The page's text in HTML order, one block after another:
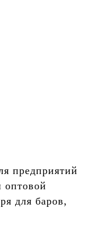
предприятий
оптовой
для баров,